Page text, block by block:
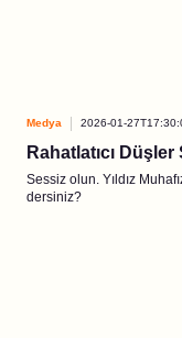
Medya 2026-01-
Rahatlatıcı Düşler
Sessiz olun. Yıldız
dersiniz?